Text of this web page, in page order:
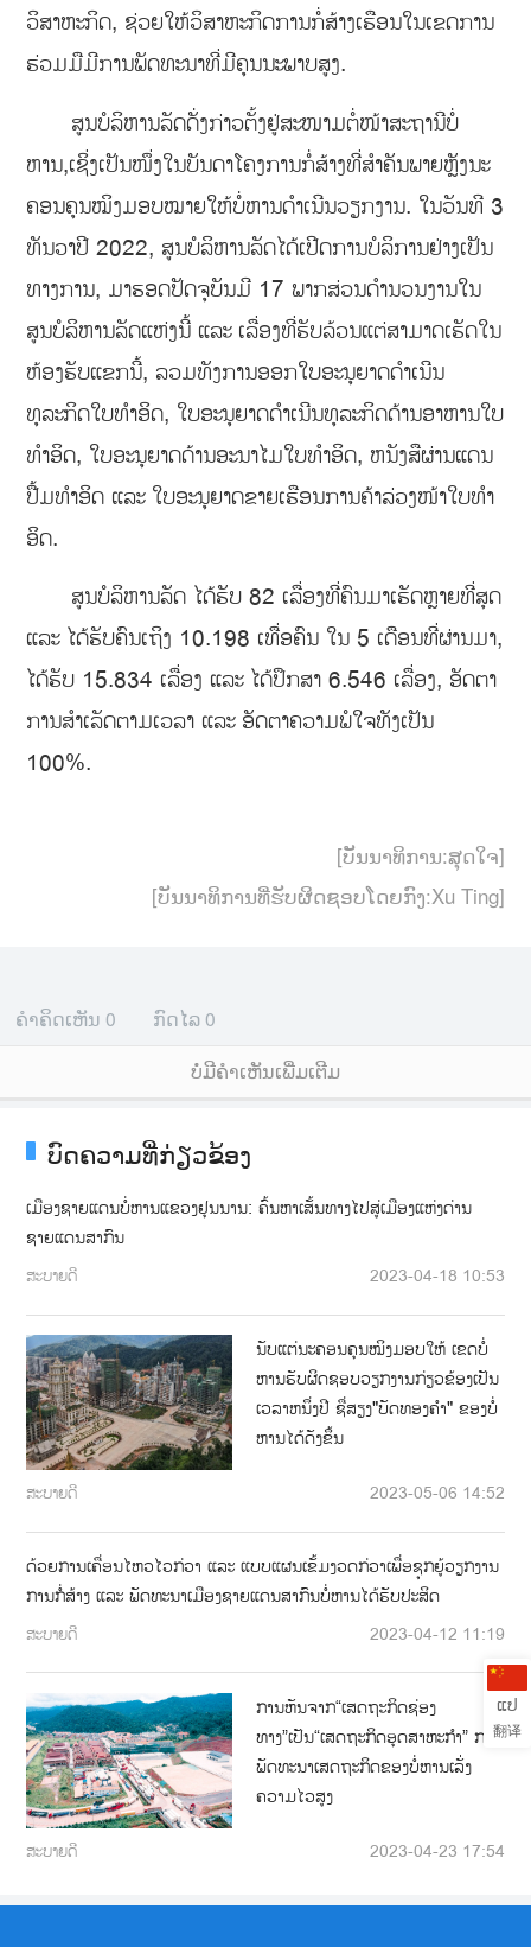
ວິສາຫະກິດ, ຊ່ວຍໃຫ້ວິສາຫະກິດການກໍ່ສ້າງເຮືອນໃນເຂດການ
ຮ່ວມມືມີການພັດທະນາທີ່ມີຄຸນນະພາບສູງ.
ສູນບໍລິຫານລັດດັ່ງກ່າວຕັ້ງຢູ່ສະໜາມຕໍ່ໜ້າສະຖານີບໍ່
ຫານ,ເຊິ່ງເປັນໜຶ່ງໃນບັນດາໂຄງການກໍ່ສ້າງທີ່ສຳຄັນພາຍຫຼັງນະ
ຄອນຄຸນໝິງມອບໝາຍໃຫ້ບໍ່ຫານດຳເນີນວຽກງານ. ໃນວັນທີ 3
ທັນວາປີ 2022, ສູນບໍລິຫານລັດໄດ້ເປີດການບໍລິການຢ່າງເປັນ
ທາງການ, ມາຮອດປັດຈຸບັນມີ 17 ພາກສ່ວນດຳນວນງານໃນ
ສູນບໍລິຫານລັດແຫ່ງນີ້ ແລະ ເລື່ອງທີ່ຮັບລ້ວນແຕ່ສາມາດເຮັດໃນ
ຫ້ອງຮັບແຂກນີ້, ລວມທັງການອອກໃບອະນຸຍາດດຳເນີນ
ທຸລະກິດໃບທຳອິດ, ໃບອະນຸຍາດດຳເນີນທຸລະກິດດ້ານອາຫານໃບ
ທໍາອິດ, ໃບອະນຸຍາດດ້ານອະນາໄມໃບທໍາອິດ, ຫນັງສືຜ່ານແດນ
ປື້ມທໍາອິດ ແລະ ໃບອະນຸຍາດຂາຍເຮືອນການຄ້າລ່ວງໜ້າໃບທໍາ
ອິດ.
ສູນບໍລິຫານລັດ ໄດ້ຮັບ 82 ເລື່ອງທີ່ຄົນມາເຮັດຫຼາຍທີ່ສຸດ
ແລະ ໄດ້ຮັບຄົນເຖິງ 10.198 ເທື່ອຄົນ ໃນ 5 ເດືອນທີ່ຜ່ານມາ,
ໄດ້ຮັບ 15.834 ເລື່ອງ ແລະ ໄດ້ປຶກສາ 6.546 ເລື່ອງ, ອັດຕາ
ການສຳເລັດຕາມເວລາ ແລະ ອັດຕາຄວາມພໍໃຈທັງເປັນ
100%.
[ບັນນາທິການ:ສຸດໃຈ]
[ບັນນາທິການທີ່ຮັບຜິດຊອບໂດຍກົງ:Xu Ting]
ຄຳຄິດເຫັນ 0 ກົດໄລ 0
ບໍ່ມີຄໍາເຫັນເພີ່ມເຕີມ
ບົດຄວາມທີ່ກ່ຽວຂ້ອງ
ເມືອງຊາຍແດນບໍ່ຫານແຂວງຢຸນນານ: ຄົ້ນຫາເສັ້ນທາງໄປສູ່ເມືອງແຫ່ງດ່ານ
ຊາຍແດນສາກົນ
ສະບາຍດີ 2023-04-18 10:53
ນັບແຕ່ນະຄອນຄຸນໝິງມອບໃຫ້ ເຂດບໍ່
ຫານຮັບຜິດຊອບວຽກງານກ່ຽວຂ້ອງເປັນ
ເວລາຫນຶ່ງປີ ຊື່ສຽງ"ບັດທອງຄຳ" ຂອງບໍ່
ຫານໄດ້ດັງຂຶ້ນ
ສະບາຍດີ 2023-05-06 14:52
ດ້ວຍການເຄື່ອນໄຫວໄວກ່ວາ ແລະ ແບບແຜນເຂັ້ມງວດກ່ວາເພື່ອຊຸກຍູ້ວຽກງານ
ການກໍ່ສ້າງ ແລະ ພັດທະນາເມືອງຊາຍແດນສາກົນບໍ່ຫານໄດ້ຮັບປະສິດ
ສະບາຍດີ 2023-04-12 11:19
ການຫັນຈາກ“ເສດຖະກິດຊ່ອງ
ທາງ”ເປັນ“ເສດຖະກິດອຸດສາຫະກໍາ” ການ
ພັດທະນາເສດຖະກິດຂອງບໍ່ຫານເລັ່ງ
ຄວາມໄວສູງ
ສະບາຍດີ 2023-04-23 17:54
ແປ
翻译